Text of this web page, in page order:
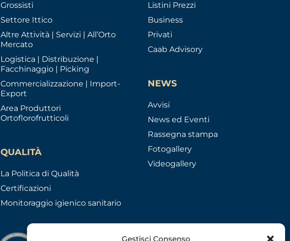
Gestisci Consenso
Grossisti
Settore Ittico
Altre Attività | Servizi | All’Orto
Mercato
Logistica | Distribuzione |
Facchinaggio | Picking
Commercializzazione | Import-
Export
Area Produttori
Ortoflorofrutticoli
QUALITÀ
La Politica di Qualità
Certificazioni
Monitoraggio igienico sanitario
Listini Prezzi
Business
Privati
Caab Advisory
NEWS
Avvisi
News ed Eventi
Rassegna stampa
Fotogallery
Videogallery